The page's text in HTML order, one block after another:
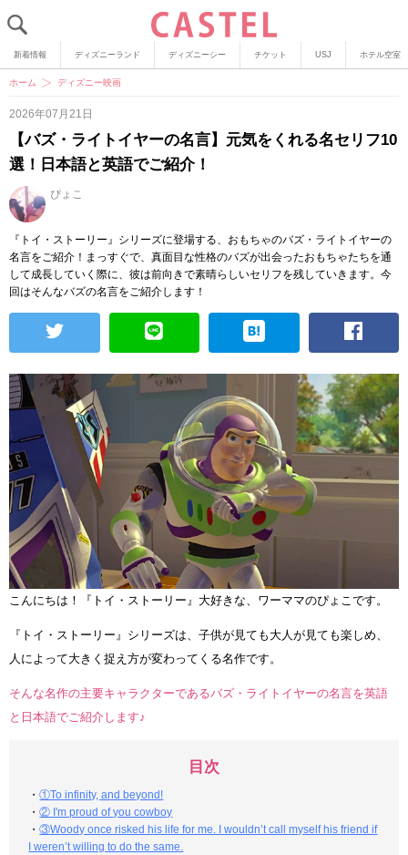
新着情報 ディズニーランド ディズニーシー チケット USJ ホテル空室
ホーム ディズニー映画
2026年07月21日
【バズ・ライトイヤーの名言】元気をくれる名セリフ10
選！日本語と英語でご紹介！
ぴょこ
『トイ・ストーリー』シリーズに登場する、おもちゃのバズ・ライトイヤーの
名言をご紹介！まっすぐで、真面目な性格のバズが出会ったおもちゃたちを通
して成長していく際に、彼は前向きで素晴らしいセリフを残していきます。今
回はそんなバズの名言をご紹介します！
こんにちは！『トイ・ストーリー』大好きな、ワーママのぴょこです。
『トイ・ストーリー』シリーズは、子供が見ても大人が見ても楽しめ、
人によって大きく捉え方が変わってくる名作です。
そんな名作の主要キャラクターであるバズ・ライトイヤーの名言を英語
と日本語でご紹介します♪
目次
・①To infinity, and beyond!
・② I'm proud of you cowboy
・③Woody once risked his life for me. I wouldn’t call myself his friend if
I weren’t willing to do the same.